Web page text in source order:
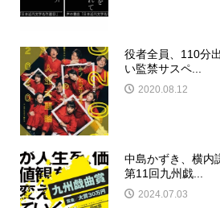
役者全員、110分
い監禁サスペ...
2020.08.12
中島かずき、横内
第11回九州戯...
2024.07.03